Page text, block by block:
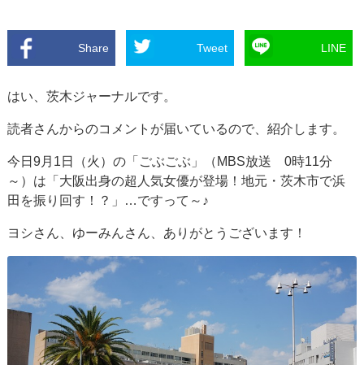
Share Tweet LINE
はい、茨木ジャーナルです。
読者さんからのコメントが届いているので、紹介します。
今日9月1日（火）の「ごぶごぶ」（MBS放送 0時11分
～）は「大阪出身の超人気女優が登場！地元・茨木市で浜
田を振り回す！？」…ですって～♪
ヨシさん、ゆーみんさん、ありがとうございます！